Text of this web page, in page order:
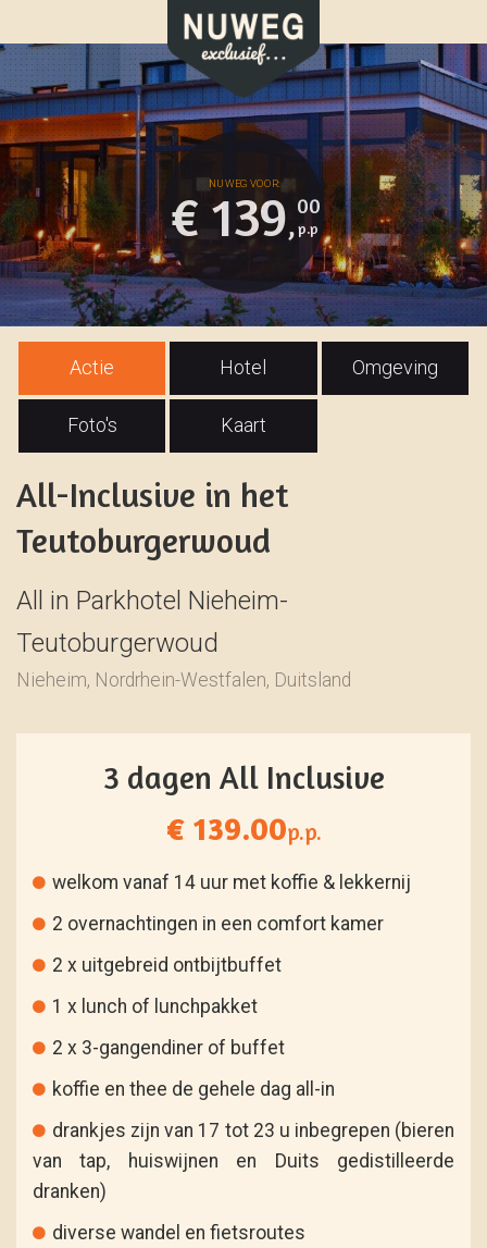
€ 139,
00
Actie Hotel Omgeving
Foto's Kaart
All-Inclusive in het
Teutoburgerwoud
All in Parkhotel Nieheim-
Teutoburgerwoud
Nieheim, Nordrhein-Westfalen, Duitsland
3 dagen All Inclusive
€ 139.00p.p.
welkom vanaf 14 uur met koffie & lekkernij
2 overnachtingen in een comfort kamer
2 x uitgebreid ontbijtbuffet
1 x lunch of lunchpakket
2 x 3-gangendiner of buffet
koffie en thee de gehele dag all-in
drankjes zijn van 17 tot 23 u inbegrepen (bieren
van tap, huiswijnen en Duits gedistilleerde
dranken)
diverse wandel en fietsroutes